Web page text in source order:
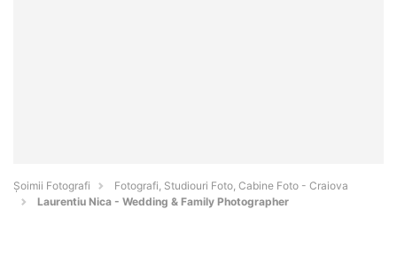
Șoimii Fotografi
Fotografi, Studiouri Foto, Cabine Foto - Craiova
Laurentiu Nica - Wedding & Family Photographer